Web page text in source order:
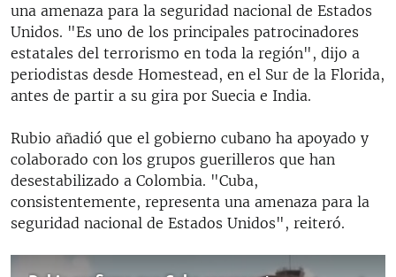
una amenaza para la seguridad nacional de Estados
Unidos. "Es uno de los principales patrocinadores
estatales del terrorismo en toda la región", dijo a
periodistas desde Homestead, en el Sur de la Florida,
antes de partir a su gira por Suecia e India.
Rubio añadió que el gobierno cubano ha apoyado y
colaborado con los grupos guerilleros que han
desestabilizado a Colombia. "Cuba,
consistentemente, representa una amenaza para la
seguridad nacional de Estados Unidos", reiteró.